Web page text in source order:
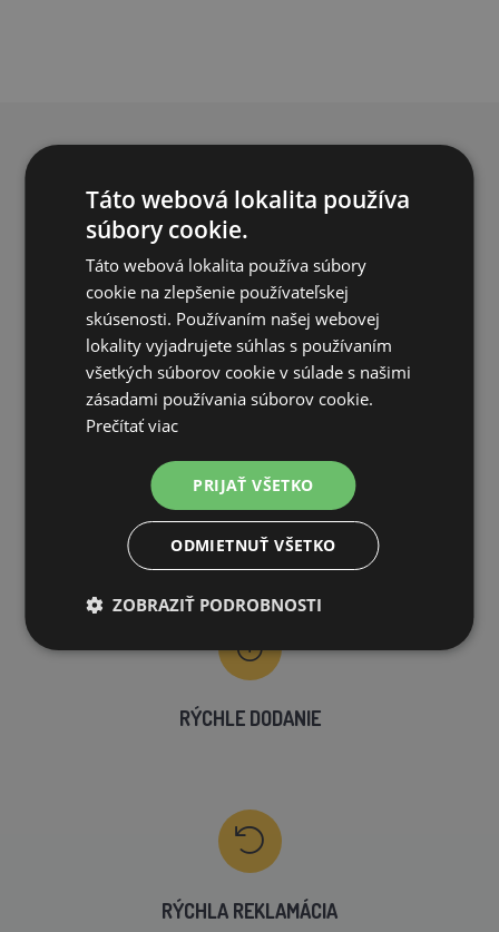
DOPRAVA ZDARMA
na všetky objednávky od 200€ vrátane DPH.
VLASTNÝ SKLAD
99 % produktov držíme priamo skladom
RÝCHLE DODANIE
RÝCHLA REKLAMÁCIA
Táto webová lokalita používa
súbory cookie.
Táto webová lokalita používa súbory
cookie na zlepšenie používateľskej
skúsenosti. Používaním našej webovej
lokality vyjadrujete súhlas s používaním
všetkých súborov cookie v súlade s našimi
zásadami používania súborov cookie.
Prečítať viac
PRIJAŤ VŠETKO
ODMIETNUŤ VŠETKO
ZOBRAZIŤ PODROBNOSTI